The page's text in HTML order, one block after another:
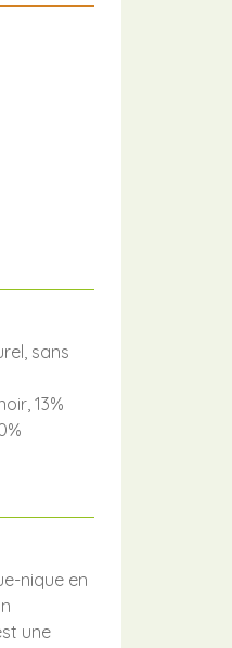
sans
13%
nique en
une